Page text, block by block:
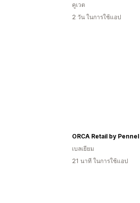
คูเวต
2 วัน ในการใช้แอป
เบลเยียม
21 นาที ในการใช้แอป